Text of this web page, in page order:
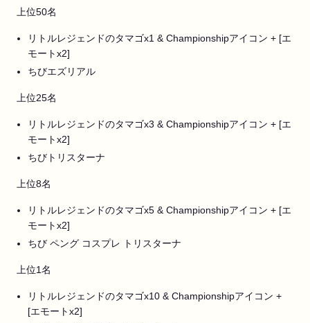
上位50名
リトルレジェンドのタマゴx1 & Championshipアイコン + [エ
モートx2]
ちびエズリアル
上位25名
リトルレジェンドのタマゴx3 & Championshipアイコン + [エ
モートx2]
ちびトリスターナ
上位8名
リトルレジェンドのタマゴx5 & Championshipアイコン + [エ
モートx2]
ちび ペング コスプレ トリスターナ
上位1名
リトルレジェンドのタマゴx10 & Championshipアイコン +
[エモートx2]